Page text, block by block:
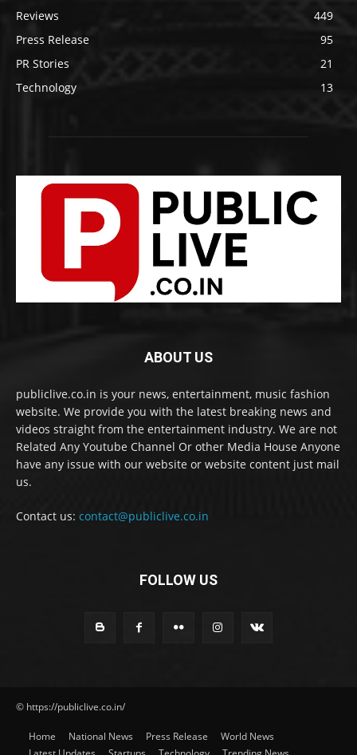
Reviews
449
Press Release
95
PR Stories
21
Technology
13
ABOUT US
publiclive.co.in is your news, entertainment, music fashion
website. We provide you with the latest breaking news and
videos straight from the entertainment industry. We are not
Related Any Youtube Channel Or other Media House Anyone
have any issue with our website or website content just mail
us.
Contact us: contact@publiclive.co.in
FOLLOW US
© https://publiclive.co.in/
Home National News Press Release
World News